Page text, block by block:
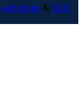
webdesign & SEO